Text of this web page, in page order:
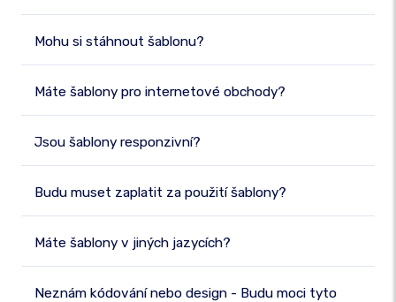
Mohu si stáhnout šablonu?
Máte šablony pro internetové obchody?
Jsou šablony responzivní?
Budu muset zaplatit za použití šablony?
Máte šablony v jiných jazycích?
Neznám kódování nebo design - Budu moci tyto